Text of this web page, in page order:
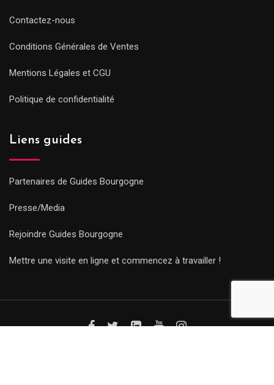
Contactez-nous
Conditions Générales de Ventes
Mentions Légales et CGU
Politique de confidentialité
Liens guides
Partenaires de Guides Bourgogne
Presse/Media
Rejoindre Guides Bourgogne
Mettre une visite en ligne et commencez à travailler !